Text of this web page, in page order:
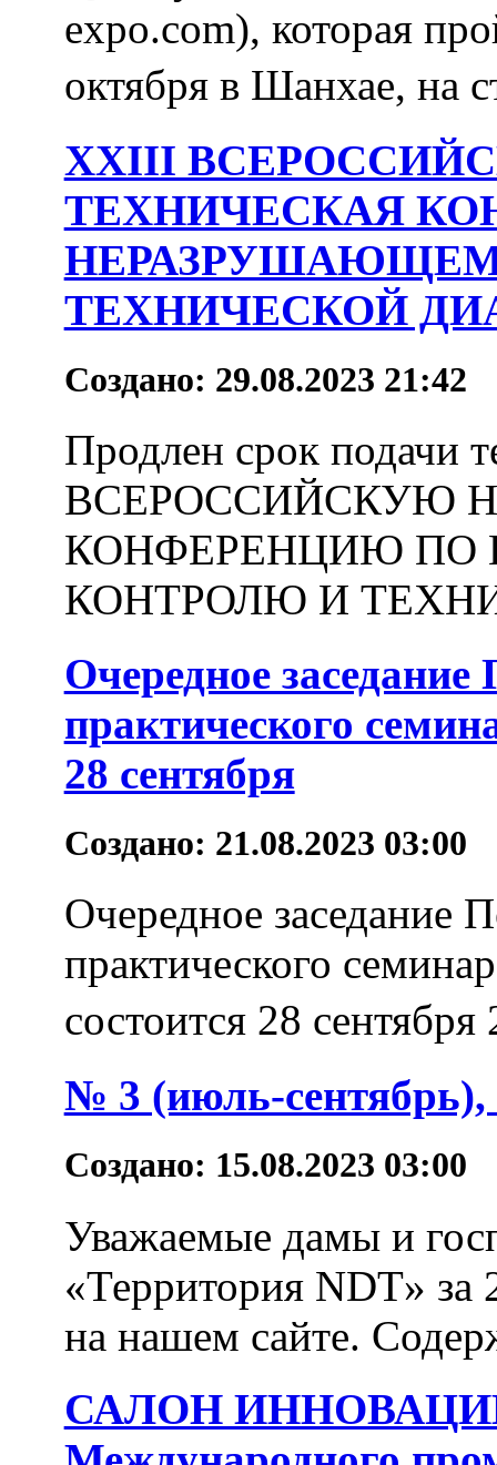
expo.com), которая
октября в Шанхае, на
XХIII
ТЕХНИЧЕСКАЯ
ТЕХНИЧЕСКОЙ
Создано: 29.08.2023 21:42
Продлен срок подачи
ВСЕРОССИЙСКУЮ
КОНФЕРЕНЦИЮ
КОНТРОЛЮ И
Очередное заседание
практического
28 сентября
Создано: 21.08.2023 03:00
Очередное заседание
практического
состоится 28
№ 3 (июль-сентябрь),
Создано: 15.08.2023 03:00
Уважаемые дамы и
«Территория NDT» за
на нашем сайте.
САЛОН